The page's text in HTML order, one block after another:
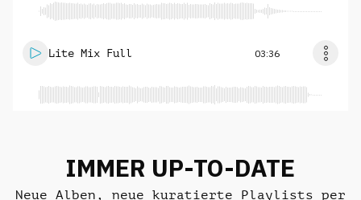
Lite Mix Full 03:36
IMMER UP-TO-DATE
Neue Alben, neue kuratierte Playlists per